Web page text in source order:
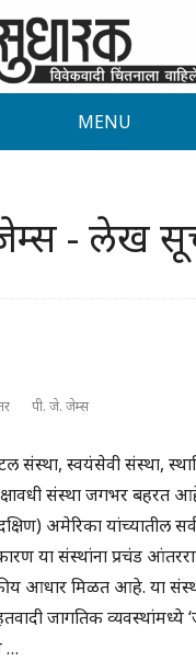
MENU
- लेख
पी. जे. जेम्स
संस्था, स्वयंसेवी संस्था,
संस्था जगभर बहरत
अमेरिका यांच्यातील
या संस्थांना प्रचंड
आधार मिळत आहे. या
जागतिक व्यवस्थांमध्ये
…